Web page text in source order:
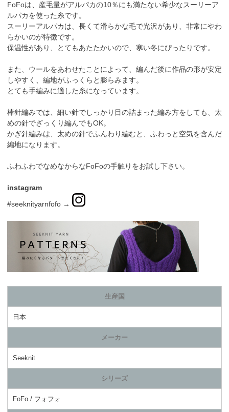
FoFoは、産毛量がアルパカの10％にも満たない希少なスーリーア
ルパカを使った糸です。
スーリーアルパカは、長くて滑らかな毛で光沢があり、非常にやわ
らかいのが特徴です。
保温性があり、とてもあたたかいので、寒い冬にぴったりです。
また、ウールをあわせたことによって、編んだ後に作品の形が安定
しやすく、編地がふっくらと膨らみます。
とても手編みに適した糸になっています。
棒針編みでは、細い針でしっかり目の詰まった編み方をしても、太
めの針でざっくり編んでもOK。
かぎ針編みは、太めの針でふんわり編むと、ふわっと空気を含んだ
編地になります。
ふわふわでなめなからなFoFoの手触りをお試し下さい。
instagram
#seeknityarnfofo →
生産国
日本
メーカー
Seeknit
シリーズ
FoFo / フォフォ